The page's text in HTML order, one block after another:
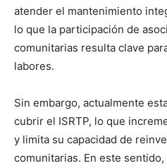
atender el mantenimiento
lo que la participación de
comunitarias resulta clave
labores.
Sin embargo, actualmente
cubrir el ISRTP, lo que
y limita su capacidad de
comunitarias. En este